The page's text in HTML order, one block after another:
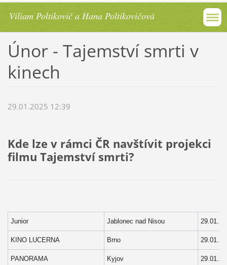
Viliam Poltikovič a Hana Poltikovičová
Únor - Tajemství smrti v
kinech
29.01.2025 12:39
Kde lze v rámci ČR navštívit projekci
filmu Tajemství smrti?
Junior Jablonec nad Nisou
KINO LUCERNA Brno
PANORAMA Kyjov